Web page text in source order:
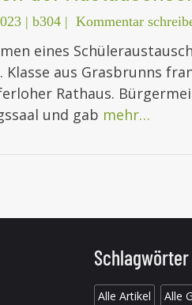
| b304 | Kommentar
eines
Klasse aus Grasbrunns
Rathaus.
und gab mehr…
Schlagwörter
Alle Artikel Alle